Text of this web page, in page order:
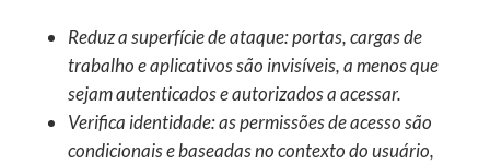
Reduz a superfície de ataque: portas, cargas de
trabalho e aplicativos são invisíveis, a menos que
sejam autenticados e autorizados a acessar.
Verifica identidade: as permissões de acesso são
condicionais e baseadas no contexto do usuário,